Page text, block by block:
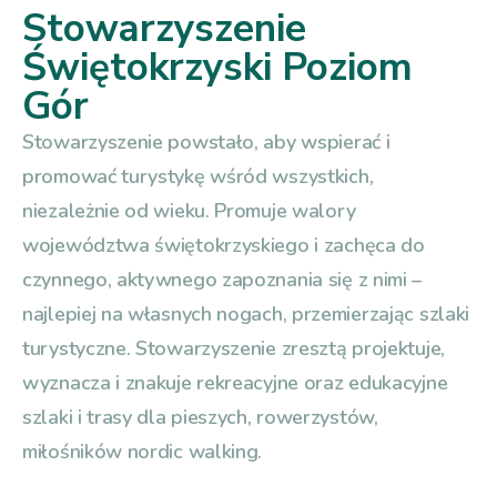
Stowarzyszenie
Świętokrzyski Poziom
Gór
Stowarzyszenie powstało, aby wspierać i
promować turystykę wśród wszystkich,
niezależnie od wieku. Promuje walory
województwa świętokrzyskiego i zachęca do
czynnego, aktywnego zapoznania się z nimi –
najlepiej na własnych nogach, przemierzając szlaki
turystyczne. Stowarzyszenie zresztą projektuje,
wyznacza i znakuje rekreacyjne oraz edukacyjne
szlaki i trasy dla pieszych, rowerzystów,
miłośników nordic walking.